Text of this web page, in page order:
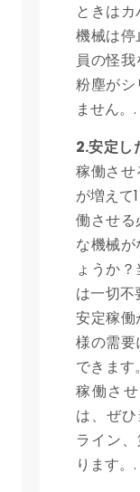
ときは
機械は停
員の怪
粉塵がシ
ません。.
2.安定し
稼働させ
が増えて
働させ
な機械
ょうか
は一切
安定稼働
様の需
できま
稼働さ
は、ぜ
ライン
ります。.